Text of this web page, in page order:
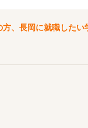
、長岡に就職した